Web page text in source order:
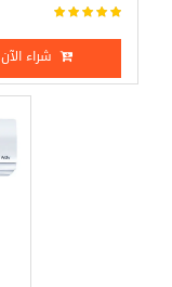
شراء الآن